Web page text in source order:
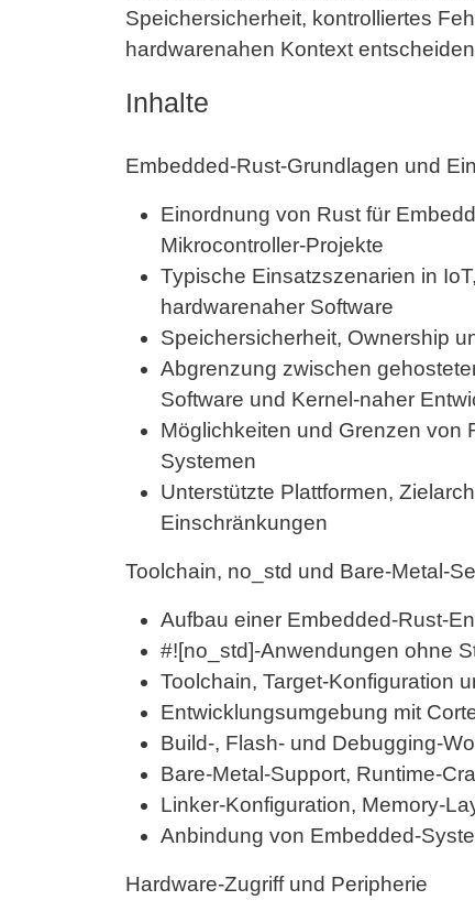
Speichersicherheit, kontrolliertes
hardwarenahen Kontext
Inhalte
Embedded-Rust-Grundlagen und
Einordnung von Rust für
Mikrocontroller-Projekte
Typische Einsatzszenarien in
hardwarenaher Software
Speichersicherheit, Ownership
Abgrenzung zwischen
Software und Kernel-naher
Möglichkeiten und Grenzen von
Systemen
Unterstützte Plattformen,
Einschränkungen
Toolchain, no_std und Bare-Metal-
Aufbau einer Embedded-Rust-
#![no_std]-Anwendungen ohne
Toolchain, Target-Konfiguration
Entwicklungsumgebung mit
Build-, Flash- und Debugging-
Bare-Metal-Support, Runtime-
Linker-Konfiguration, Memory-
Anbindung von Embedded-
Hardware-Zugriff und Peripherie